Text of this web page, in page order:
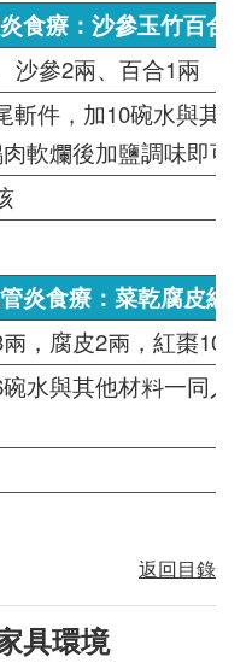
食療：沙參玉竹百合
沙參2兩、百合1兩
斬件，加10碗水與其
軟爛後加鹽調味即可
炎食療：菜乾腐皮紅
，腐皮2兩，紅棗10粒
水與其他材料一同入
返回目錄
具環境